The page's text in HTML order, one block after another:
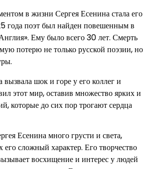
в жизни Сергея Есенина стала его
года поэт был найден повешенным в
Ему было всего 30 лет. Смерть
потерю не только русской поэзии, но
вызвала шок и горе у его коллег и
этот мир, оставив множество ярких и
которые до сих пор трогают сердца
Есенина много грусти и света,
сложный характер. Его творчество
восхищение и интерес у людей